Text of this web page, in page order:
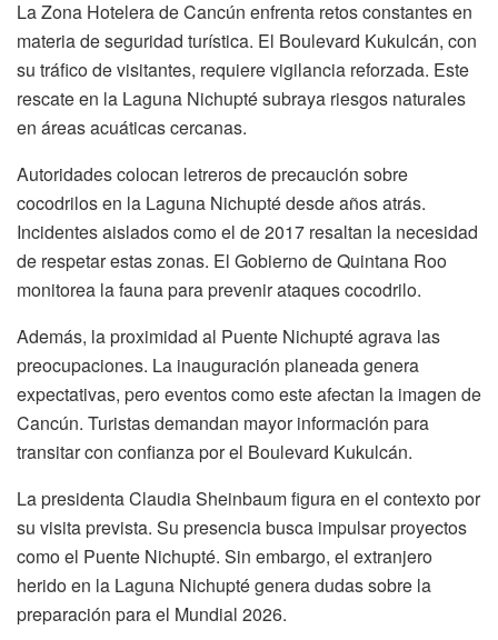
La Zona Hotelera de Cancún enfrenta retos constantes en
materia de seguridad turística. El Boulevard Kukulcán, con
su tráfico de visitantes, requiere vigilancia reforzada. Este
rescate en la Laguna Nichupté subraya riesgos naturales
en áreas acuáticas cercanas.
Autoridades colocan letreros de precaución sobre
cocodrilos en la Laguna Nichupté desde años atrás.
Incidentes aislados como el de 2017 resaltan la necesidad
de respetar estas zonas. El Gobierno de Quintana Roo
monitorea la fauna para prevenir ataques cocodrilo.
Además, la proximidad al Puente Nichupté agrava las
preocupaciones. La inauguración planeada genera
expectativas, pero eventos como este afectan la imagen de
Cancún. Turistas demandan mayor información para
transitar con confianza por el Boulevard Kukulcán.
La presidenta Claudia Sheinbaum figura en el contexto por
su visita prevista. Su presencia busca impulsar proyectos
como el Puente Nichupté. Sin embargo, el extranjero
herido en la Laguna Nichupté genera dudas sobre la
preparación para el Mundial 2026.